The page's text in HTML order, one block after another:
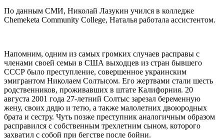
По данным СМИ, Николай Лазукин учился в колледже
Chemeketa Community College, Наталья работала ассистентом.
Напомним, одним из самых громких случаев расправы с
членами своей семьи в США выходцев из стран бывшего
СССР было преступление, совершенное украинским
эмигрантом Николаем Солтысом. Его жертвами стали шесть
родственников, проживавших в штате Калифорния. 20
августа 2001 года 27-летний Солтыс зарезал беременную
жену, своих дядю и тетю, а также малолетних двоюродных
брата и сестру. Чуть позже преступник аналогичным образом
расправился с собственным трехлетним сыном, которого
захватил с собой при бегстве после бойни.